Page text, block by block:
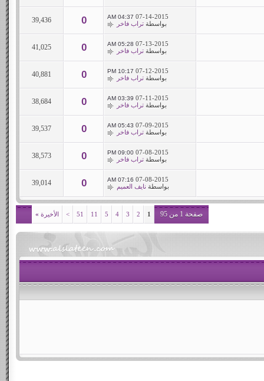
07-14-2015
04:37 AM
بواسطة تراب فاخر 0
39,436
07-13-2015
05:28 AM
بواسطة تراب فاخر 0
41,025
07-12-2015
10:17 PM
بواسطة تراب فاخر 0
40,881
07-11-2015
03:39 AM
بواسطة تراب فاخر 0
38,684
07-09-2015
05:43 AM
بواسطة تراب فاخر 0
39,537
07-08-2015
09:00 PM
بواسطة تراب فاخر 0
38,573
07-08-2015
07:16 AM
بواسطة نايف العميم 0
39,014
صفحة 1 من 95 1
2
3
4
5
11
51
> الأخيرة »